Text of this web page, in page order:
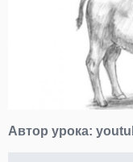
Автор урока: